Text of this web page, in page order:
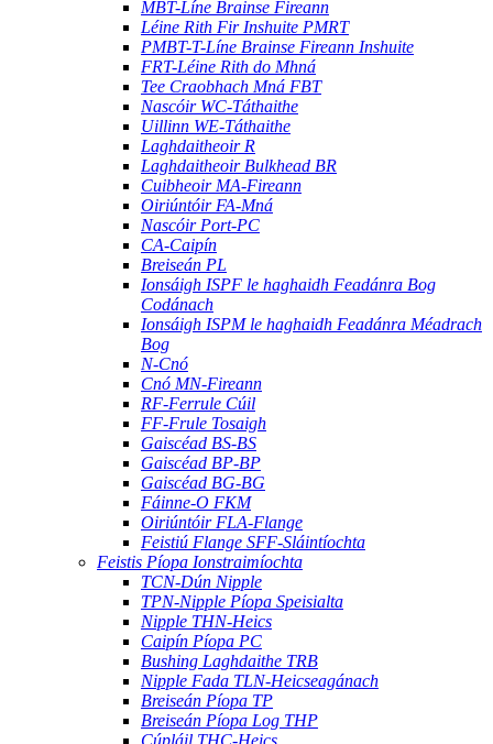
MBT-Líne Brainse Fireann
Léine Rith Fir Inshuite PMRT
PMBT-T-Líne Brainse Fireann Inshuite
FRT-Léine Rith do Mhná
Tee Craobhach Mná FBT
Nascóir WC-Táthaithe
Uillinn WE-Táthaithe
Laghdaitheoir R
Laghdaitheoir Bulkhead BR
Cuibheoir MA-Fireann
Oiriúntóir FA-Mná
Nascóir Port-PC
CA-Caipín
Breiseán PL
Ionsáigh ISPF le haghaidh Feadánra Bog
Codánach
Ionsáigh ISPM le haghaidh Feadánra Méadrach
Bog
N-Cnó
Cnó MN-Fireann
RF-Ferrule Cúil
FF-Frule Tosaigh
Gaiscéad BS-BS
Gaiscéad BP-BP
Gaiscéad BG-BG
Fáinne-O FKM
Oiriúntóir FLA-Flange
Feistiú Flange SFF-Sláintíochta
Feistis Píopa Ionstraimíochta
TCN-Dún Nipple
TPN-Nipple Píopa Speisialta
Nipple THN-Heics
Caipín Píopa PC
Bushing Laghdaithe TRB
Nipple Fada TLN-Heicseagánach
Breiseán Píopa TP
Breiseán Píopa Log THP
Cúpláil THC-Heics